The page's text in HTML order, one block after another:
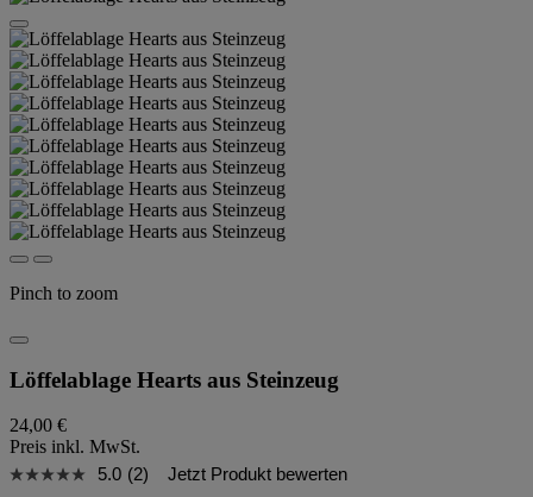
Pinch to zoom
Löffelablage Hearts aus Steinzeug
24,00 €
Preis inkl. MwSt.
5.0 (2) Jetzt Produkt bewerten